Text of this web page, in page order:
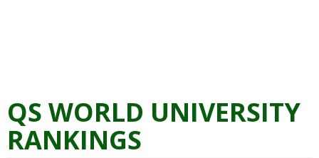
QS WORLD UNIVERSITY
RANKINGS